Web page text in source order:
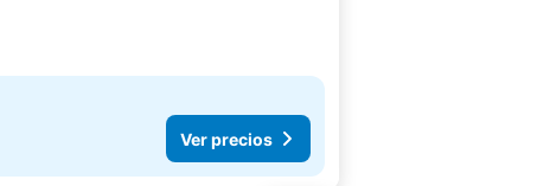
Ver precios